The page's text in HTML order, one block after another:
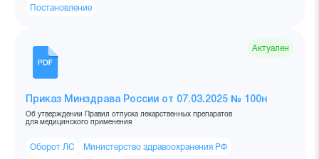
Постановление
Актуален
Приказ Минздрава России от 07.03.2025 № 100н
Об утверждении Правил отпуска лекарственных препаратов
для медицинского применения
Оборот ЛС Министерство здравоохранения РФ